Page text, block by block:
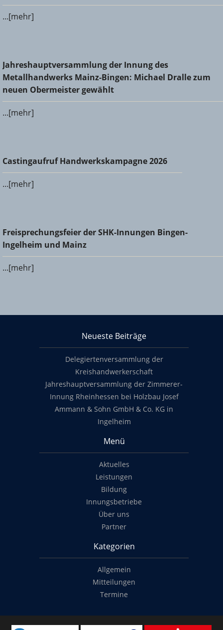
...[mehr]
Jahreshauptversammlung der Innung des
Metallhandwerks Mainz-Bingen: Michael Dralle zum neuen
Obermeister gewählt
Jahreshauptversammlung der Innung des
Metallhandwerks Mainz-Bingen: Michael Dralle zum
neuen Obermeister gewählt
...[mehr]
Castingaufruf Handwerkskampagne 2026
Castingaufruf Handwerkskampagne 2026
...[mehr]
Freisprechungsfeier der SHK-Innungen Bingen-Ingelheim
und Mainz
Freisprechungsfeier der SHK-Innungen Bingen-
Ingelheim und Mainz
...[mehr]
Neueste Beiträge
Delegiertenversammlung der
Kreishandwerkerschaft
Jahreshauptversammlung der Zimmerer-
Innung Rheinhessen bei Holzbau Josef
Ammann & Sohn GmbH & Co. KG in
Ingelheim
Menü
Aktuelles
Leistungen
Bildung
Innungsbetriebe
Über uns
Partner
Kategorien
Allgemein
Mitteilungen
Termine